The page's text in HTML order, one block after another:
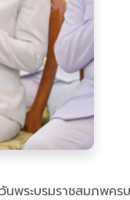
พระบรมราชสมภพ